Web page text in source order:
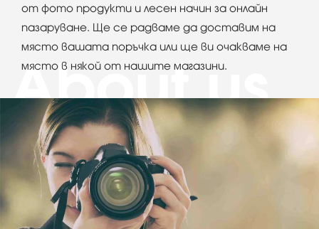
от фото продукти и лесен начин за онлайн
пазаруване. Ще се радваме да доставим на
място вашата поръчка или ще ви очакваме на
място в някой от нашите магазини.